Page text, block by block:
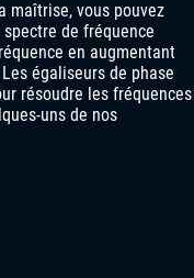
maîtrise, vous pouvez
de fréquence
en augmentant
égaliseurs de phase
résoudre les fréquences
uns de nos